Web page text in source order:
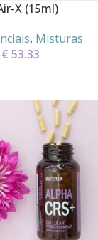
X (15ml)
, Misturas
€ 53.33